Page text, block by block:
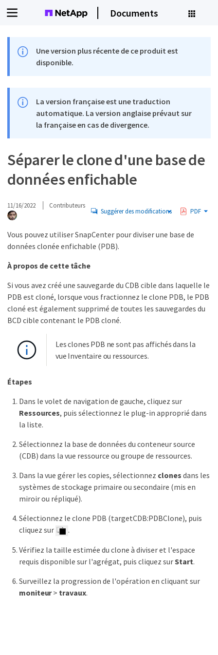
Documents
Une version plus récente de ce produit est
disponible.
La version française est une traduction
automatique. La version anglaise prévaut sur
la française en cas de divergence.
Séparer le clone d'une base de
données enfichable
11/16/2022 Contributeurs
Suggérer des modifications PDF
Vous pouvez utiliser SnapCenter pour diviser une base de
données clonée enfichable (PDB).
À propos de cette tâche
Si vous avez créé une sauvegarde du CDB cible dans laquelle le
PDB est cloné, lorsque vous fractionnez le clone PDB, le PDB
cloné est également supprimé de toutes les sauvegardes du
BCD cible contenant le PDB cloné.
Les clones PDB ne sont pas affichés dans la
vue Inventaire ou ressources.
Étapes
Dans le volet de navigation de gauche, cliquez sur
Ressources, puis sélectionnez le plug-in approprié dans
la liste.
Sélectionnez la base de données du conteneur source
(CDB) dans la vue ressource ou groupe de ressources.
Dans la vue gérer les copies, sélectionnez clones dans les
systèmes de stockage primaire ou secondaire (mis en
miroir ou répliqué).
Sélectionnez le clone PDB (targetCDB:PDBClone), puis
cliquez sur
.
Vérifiez la taille estimée du clone à diviser et l'espace
requis disponible sur l'agrégat, puis cliquez surStart.
Surveillez la progression de l'opération en cliquant sur
moniteur> travaux.